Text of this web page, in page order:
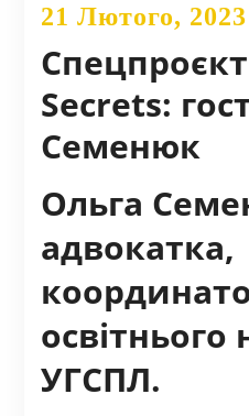
21 Лютого, 2023
Secrets:
Семенюк
Ольга
адвокатка,
УГСПЛ.